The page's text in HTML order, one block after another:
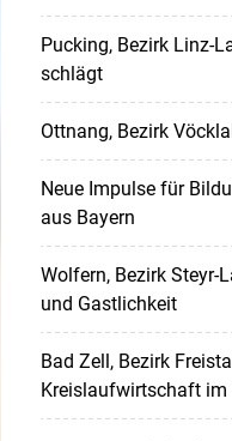
Pucking, Bezirk Linz-
schlägt
Ottnang, Bezirk
Neue Impulse für
aus Bayern
Wolfern, Bezirk Steyr-
und Gastlichkeit
Bad Zell, Bezirk
Kreislaufwirtschaft im